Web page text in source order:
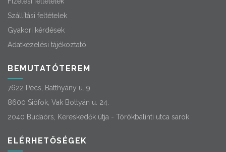
Szállítási feltételek
Gyakori kérdések
Adatkezelési tájékoztató
BEMUTATÓTEREM
7622 Pécs, Batthyány u. 9.
8600 Siófok, Vak Bottyán u. 24.
2040 Budaörs, Kereskedők útja - Törökbálinti utca sarok
ELÉRHETŐSÉGEK